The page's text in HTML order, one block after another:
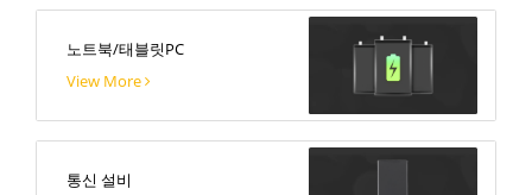
노트북/태블릿PC
View More
통신 설비